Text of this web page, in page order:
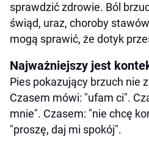
sprawdzić zdrowie. Ból
świąd, uraz, choroby
mogą sprawić, że dotyk
Najważniejszy jest
Pies pokazujący brzuch nie
Czasem mówi: "ufam ci".
mnie". Czasem: "nie chcę
"proszę, daj mi spokój".